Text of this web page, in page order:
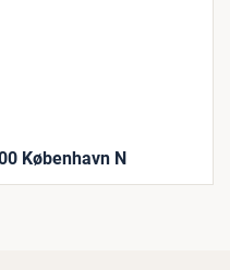
København N